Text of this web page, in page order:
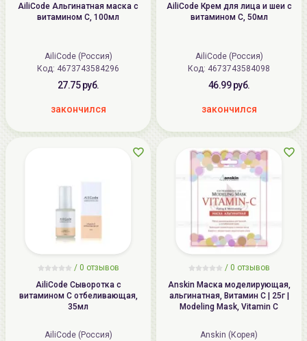
AiliCode Альгинатная маска с
витамином С, 100мл
AiliCode (Россия)
Код: 4673743584296
27.75 руб.
закончился
AiliCode Крем для лица и шеи с
витамином С, 50мл
AiliCode (Россия)
Код: 4673743584098
46.99 руб.
закончился
/ 0 отзывов
AiliCode Сыворотка с
витамином С отбеливающая,
35мл
AiliCode (Россия)
/ 0 отзывов
Anskin Маска моделирующая,
альгинатная, Витамин С | 25г |
Modeling Mask, Vitamin C
Anskin (Корея)